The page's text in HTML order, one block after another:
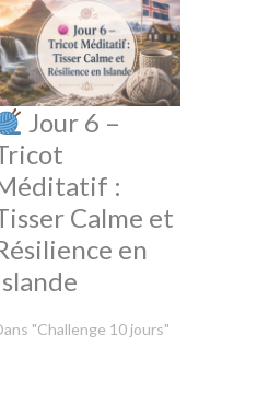
Jour 6 –
:
Calme et
en
"Challenge 10 jours"